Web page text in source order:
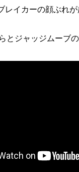
レイカーの顔ぶれ
とジャッジムーブの